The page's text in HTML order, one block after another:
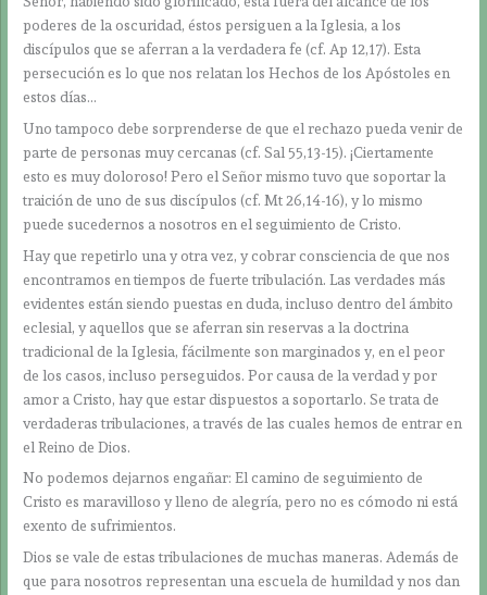
poderes de la oscuridad, éstos persiguen a la Iglesia, a los
discípulos que se aferran a la verdadera fe (cf. Ap 12,17). Esta
persecución es lo que nos relatan los Hechos de los Apóstoles en
estos días…
Uno tampoco debe sorprenderse de que el rechazo pueda venir de
parte de personas muy cercanas (cf. Sal 55,13-15). ¡Ciertamente
esto es muy doloroso! Pero el Señor mismo tuvo que soportar la
traición de uno de sus discípulos (cf. Mt 26,14-16), y lo mismo
puede sucedernos a nosotros en el seguimiento de Cristo.
Hay que repetirlo una y otra vez, y cobrar consciencia de que nos
encontramos en tiempos de fuerte tribulación. Las verdades más
evidentes están siendo puestas en duda, incluso dentro del ámbito
eclesial, y aquellos que se aferran sin reservas a la doctrina
tradicional de la Iglesia, fácilmente son marginados y, en el peor
de los casos, incluso perseguidos. Por causa de la verdad y por
amor a Cristo, hay que estar dispuestos a soportarlo. Se trata de
verdaderas tribulaciones, a través de las cuales hemos de entrar en
el Reino de Dios.
No podemos dejarnos engañar: El camino de seguimiento de
Cristo es maravilloso y lleno de alegría, pero no es cómodo ni está
exento de sufrimientos.
Dios se vale de estas tribulaciones de muchas maneras. Además de
que para nosotros representan una escuela de humildad y nos dan